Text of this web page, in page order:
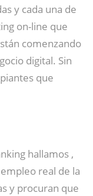
y cada una de
on-line que
comenzando
digital. Sin
que
hallamos ,
real de la
y procuran que